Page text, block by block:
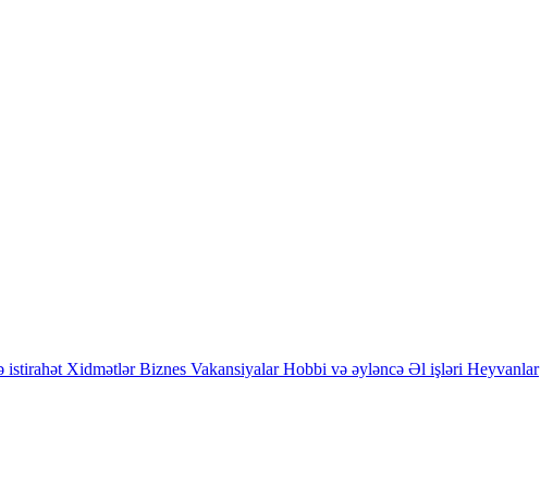
istirahət Xidmətlər Biznes Vakansiyalar Hobbi və əyləncə Əl işləri Heyvanlar